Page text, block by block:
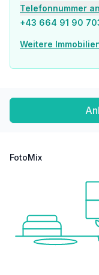
Gesundheit
Apotheke <2.000m
Klinik <2.000m
Schule <2.000m
Kindergarten <2.000m
Bäckerei <1.500m
Geldautomat <1.500m
Post <2.000m
Polizei <2.000m
Telefonnummer
+43 664 91 90
Weitere
FotoMix